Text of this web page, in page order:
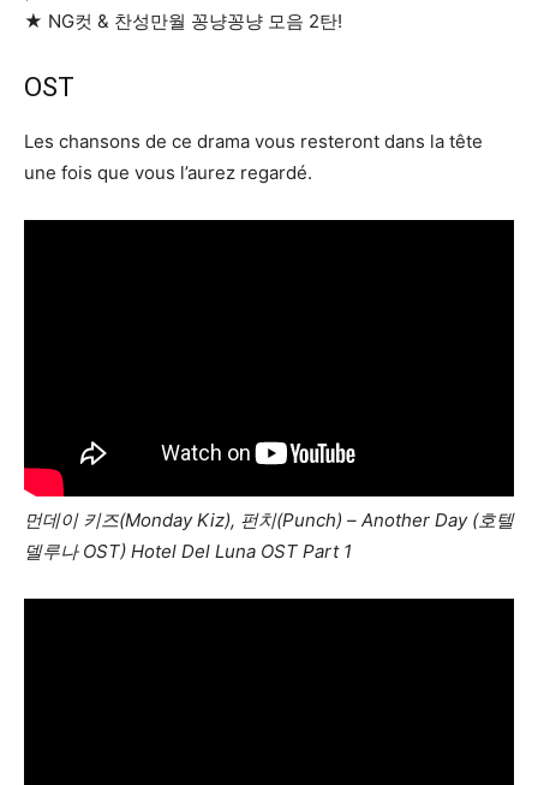
★ NG컷 & 찬성만월 꽁냥꽁냥 모음 2탄!
OST
Les chansons de ce drama vous resteront dans la tête
une fois que vous l’aurez regardé.
먼데이 키즈(Monday Kiz), 펀치(Punch) – Another Day (호텔
델루나 OST) Hotel Del Luna OST Part 1